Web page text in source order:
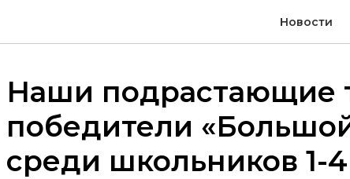
Новости
Наши подрастающие
победители
среди школьников 1-